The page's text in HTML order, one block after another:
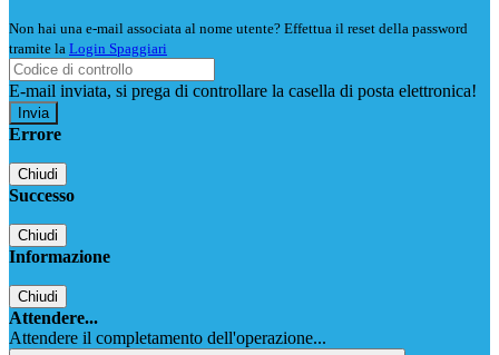
Non hai una e-mail associata al nome utente? Effettua il reset della password
tramite la Login Spaggiari
E-mail inviata, si prega di controllare la casella di posta elettronica!
Errore
Chiudi
Successo
Chiudi
Informazione
Chiudi
Attendere...
Attendere il completamento dell'operazione...